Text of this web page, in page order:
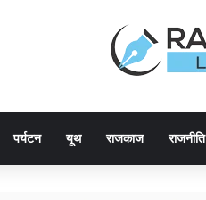
पर्यटन यूथ राजकाज राजनीति